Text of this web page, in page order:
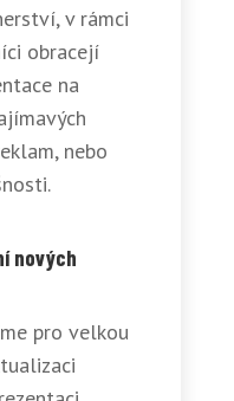
v rámci
obracejí
na
nebo
nových
pro velkou